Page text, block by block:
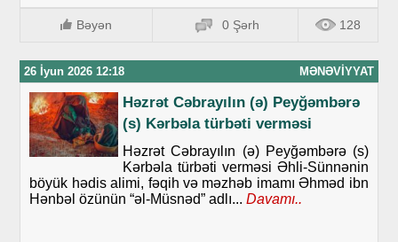
Bəyən 0 Şərh 128
26 İyun 2026 12:18 MƏNƏVIYYAT
Həzrət Cəbrayılın (ə) Peyğəmbərə
(s) Kərbəla türbəti verməsi
Həzrət Cəbrayılın (ə) Peyğəmbərə (s)
Kərbəla türbəti verməsi Əhli-Sünnənin
böyük hədis alimi, fəqih və məzhəb imamı Əhməd ibn
Hənbəl özünün “əl-Müsnəd” adlı... Davamı..